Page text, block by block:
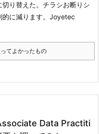
り替えた。 チラシお断りシ
に減ります。 Joyetec
てよかったもの
Data Practiti